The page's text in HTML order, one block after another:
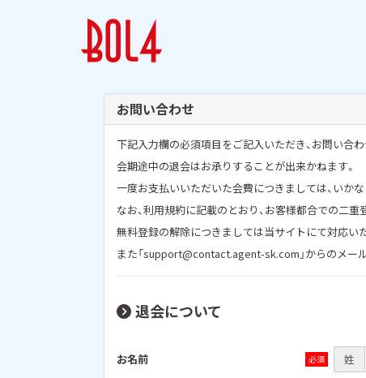
お問い合わせ
下記入力欄の必須項目をご記入いただき、お問い合わ
会期途中の退会はお承りすることが出来かねます。
一度お支払いいただいた会費につきましては、いか
なお、利用規約に記載のとおり、お客様都合での二
無料登録の解除につきましては当サイトにて対応い
また「support@contact.agent-sk.com」からのメー
退会について
お名前 姓